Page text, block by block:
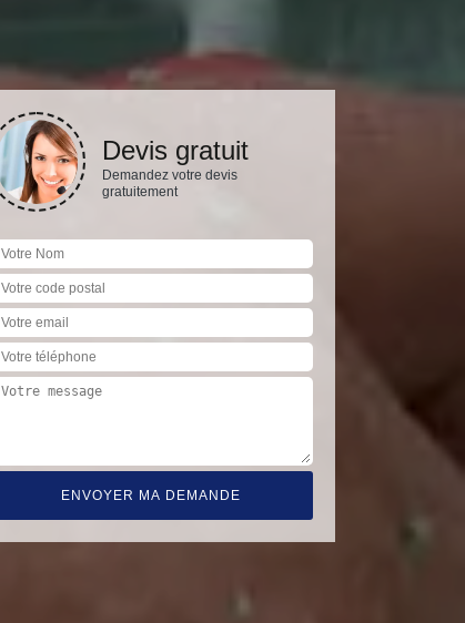
Devis gratuit
Demandez votre devis
gratuitement